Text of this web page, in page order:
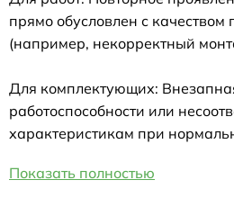
прямо обусловлен с качеством
(например, некорректный
Для комплектующих:
работоспособности или
характеристикам при
Показать полностью